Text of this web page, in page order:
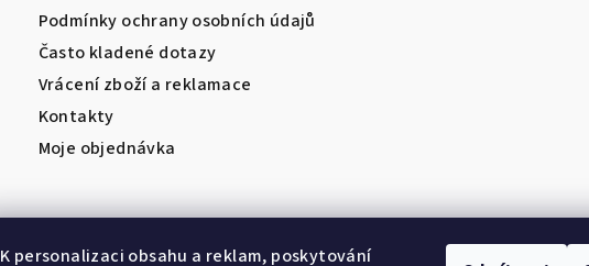
K personalizaci obsahu a reklam, poskytování
Podmínky ochrany osobních údajů
Často kladené dotazy
Vrácení zboží a reklamace
Kontakty
Moje objednávka